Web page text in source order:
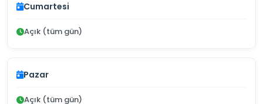
Cumartesi
Açık (tüm gün)
Pazar
Açık (tüm gün)